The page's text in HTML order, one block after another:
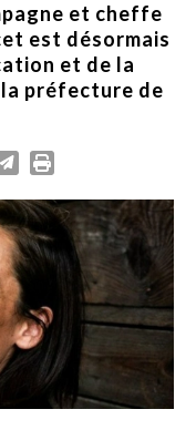
et cheffe
est désormais
et de la
préfecture de